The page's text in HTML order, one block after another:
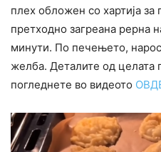
плех обложен со хартија
претходно загреана рерна
минути. По печењето,
желба. Деталите од целата
погледнете во видеото